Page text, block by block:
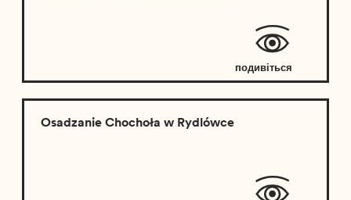
подивіться
відео
Osadzanie Chochoła w Rydlówce